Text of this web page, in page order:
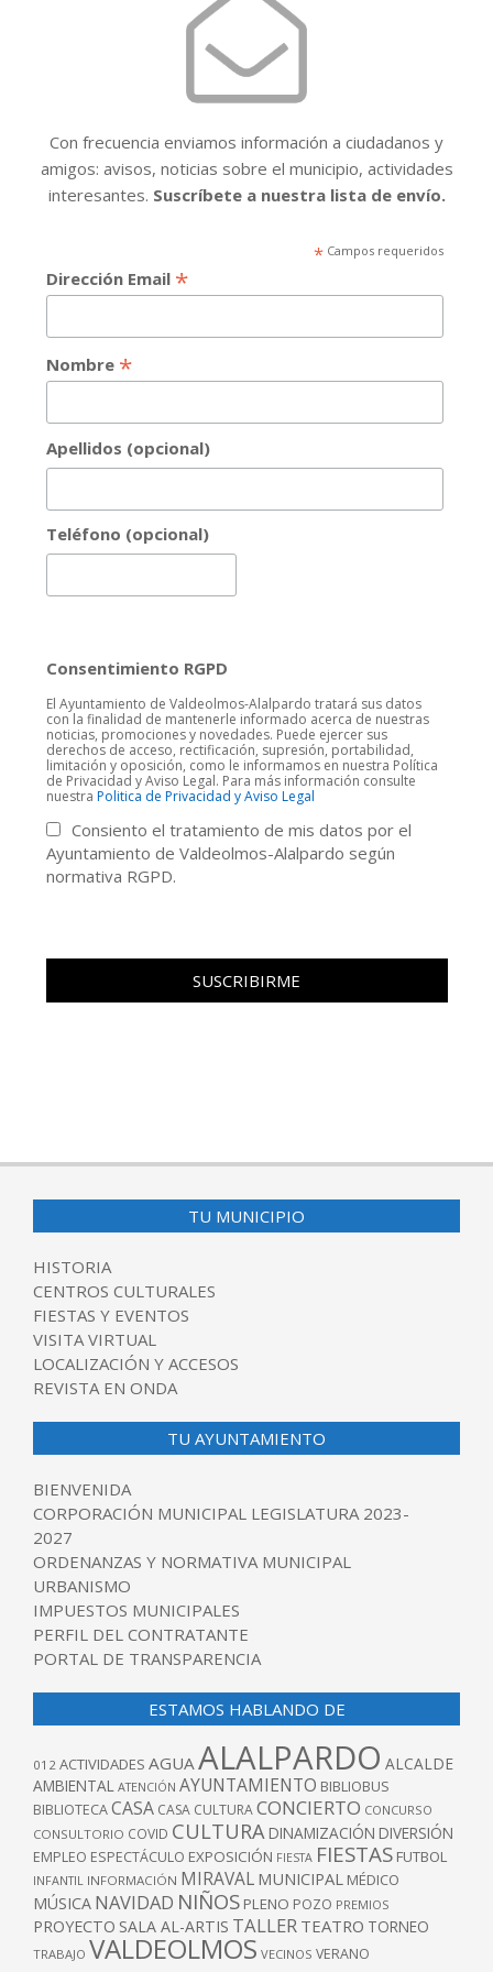
Con frecuencia enviamos información a ciudadanos y
amigos: avisos, noticias sobre el municipio, actividades
interesantes. Suscríbete a nuestra lista de envío.
*Campos requeridos
Dirección Email *
Nombre *
Apellidos (opcional)
Teléfono (opcional)
Consentimiento RGPD
El Ayuntamiento de Valdeolmos-Alalpardo tratará sus datos
con la finalidad de mantenerle informado acerca de nuestras
noticias, promociones y novedades. Puede ejercer sus
derechos de acceso, rectificación, supresión, portabilidad,
limitación y oposición, como le informamos en nuestra Política
de Privacidad y Aviso Legal. Para más información consulte
nuestra Politica de Privacidad y Aviso Legal
Consiento el tratamiento de mis datos por el
Ayuntamiento de Valdeolmos-Alalpardo según
normativa RGPD.
TU MUNICIPIO
HISTORIA
CENTROS CULTURALES
FIESTAS Y EVENTOS
VISITA VIRTUAL
LOCALIZACIÓN Y ACCESOS
REVISTA EN ONDA
TU AYUNTAMIENTO
BIENVENIDA
CORPORACIÓN MUNICIPAL LEGISLATURA 2023-
2027
ORDENANZAS Y NORMATIVA MUNICIPAL
URBANISMO
IMPUESTOS MUNICIPALES
PERFIL DEL CONTRATANTE
PORTAL DE TRANSPARENCIA
ESTAMOS HABLANDO DE
012 ACTIVIDADES AGUA ALALPARDO ALCALDE
AMBIENTAL ATENCIÓN AYUNTAMIENTO BIBLIOBUS
BIBLIOTECACASA CASA CULTURACONCIERTO CONCURSO
CONSULTORIO COVID CULTURA DINAMIZACIÓN DIVERSIÓN
EMPLEO ESPECTÁCULO EXPOSICIÓN FIESTA FIESTAS FUTBOL
INFANTIL INFORMACIÓN MIRAVAL MUNICIPAL MÉDICO
MÚSICA NAVIDAD NIÑOS PLENO POZO PREMIOS
PROYECTO SALA AL-ARTIS TALLER TEATRO TORNEO
TRABAJO VALDEOLMOS VECINOS VERANO